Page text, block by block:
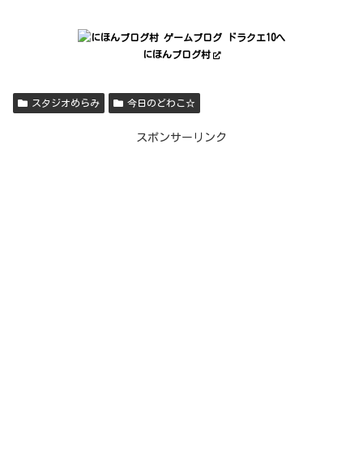
にほんブログ村
スタジオめらみ 今日のどわこ☆
スポンサーリンク